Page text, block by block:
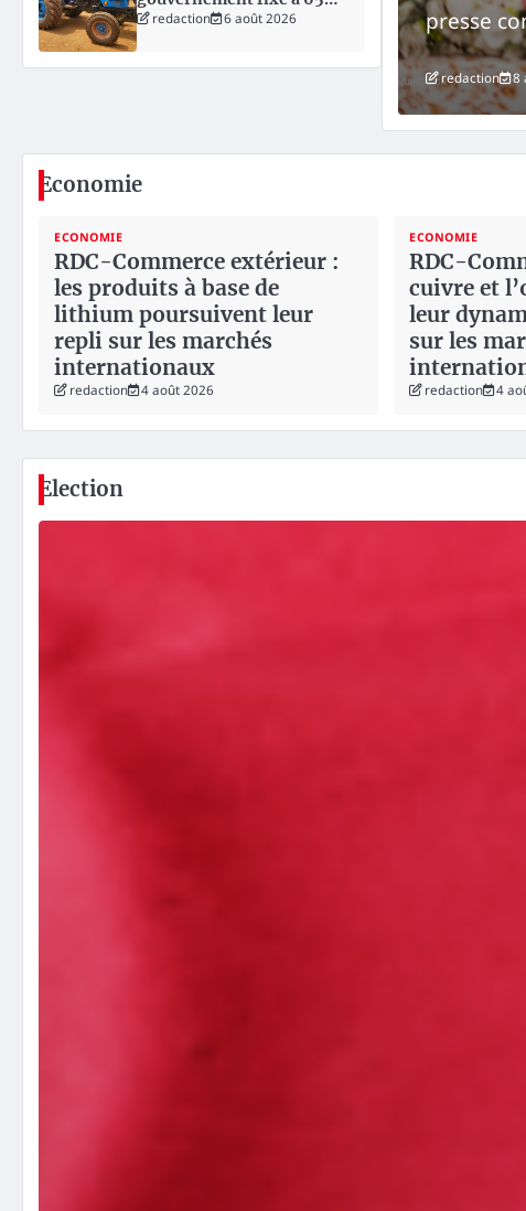
dollars la location d’un
tracteur par hectare pour
redaction 6 août 2026
démocratique…
presse
redaction 8
Economie
ECONOMIE
RDC-Commerce extérieur :
les produits à base de
lithium poursuivent leur
repli sur les marchés
internationaux
redaction 4 août 2026
ECONOMIE
RDC-
cuivre et
leur
sur les
redaction 4
Election